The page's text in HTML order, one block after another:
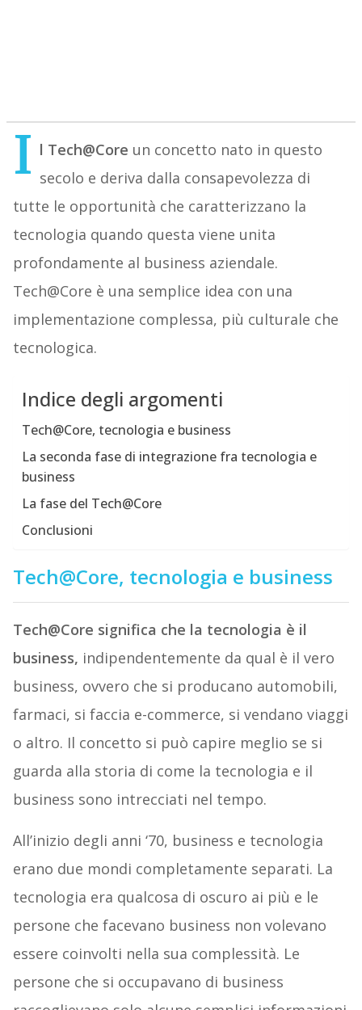
I l Tech@Core un concetto nato in questo
secolo e deriva dalla consapevolezza di
tutte le opportunità che caratterizzano la
tecnologia quando questa viene unita
profondamente al business aziendale.
Tech@Core è una semplice idea con una
implementazione complessa, più culturale che
tecnologica.
Indice degli argomenti
Tech@Core, tecnologia e business
La seconda fase di integrazione fra tecnologia e
business
La fase del Tech@Core
Conclusioni
Tech@Core, tecnologia e business
Tech@Core significa che la tecnologia è il
business, indipendentemente da qual è il vero
business, ovvero che si producano automobili,
farmaci, si faccia e-commerce, si vendano viaggi
o altro. Il concetto si può capire meglio se si
guarda alla storia di come la tecnologia e il
business sono intrecciati nel tempo.
All’inizio degli anni ‘70, business e tecnologia
erano due mondi completamente separati. La
tecnologia era qualcosa di oscuro ai più e le
persone che facevano business non volevano
essere coinvolti nella sua complessità. Le
persone che si occupavano di business